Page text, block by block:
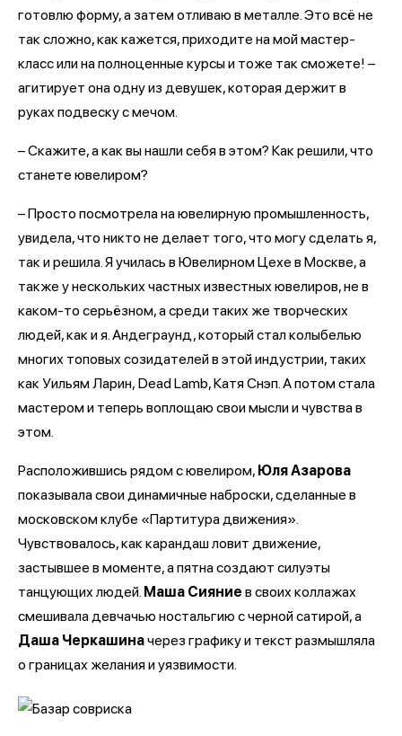
готовлю форму, а затем отливаю в металле. Это всё не
так сложно, как кажется, приходите на мой мастер-
класс или на полноценные курсы и тоже так сможете! –
агитирует она одну из девушек, которая держит в
руках подвеску с мечом.
– Скажите, а как вы нашли себя в этом? Как решили, что
станете ювелиром?
– Просто посмотрела на ювелирную промышленность,
увидела, что никто не делает того, что могу сделать я,
так и решила. Я училась в Ювелирном Цехе в Москве, а
также у нескольких частных известных ювелиров, не в
каком-то серьёзном, а среди таких же творческих
людей, как и я. Андеграунд, который стал колыбелью
многих топовых созидателей в этой индустрии, таких
как Уильям Ларин, Dead Lamb, Катя Снэп. А потом стала
мастером и теперь воплощаю свои мысли и чувства в
этом.
Расположившись рядом с ювелиром, Юля Азарова
показывала свои динамичные наброски, сделанные в
московском клубе «Партитура движения».
Чувствовалось, как карандаш ловит движение,
застывшее в моменте, а пятна создают силуэты
танцующих людей. Маша Сияние в своих коллажах
смешивала девчачью ностальгию с черной сатирой, а
Даша Черкашиначерез графику и текст размышляла
о границах желания и уязвимости.